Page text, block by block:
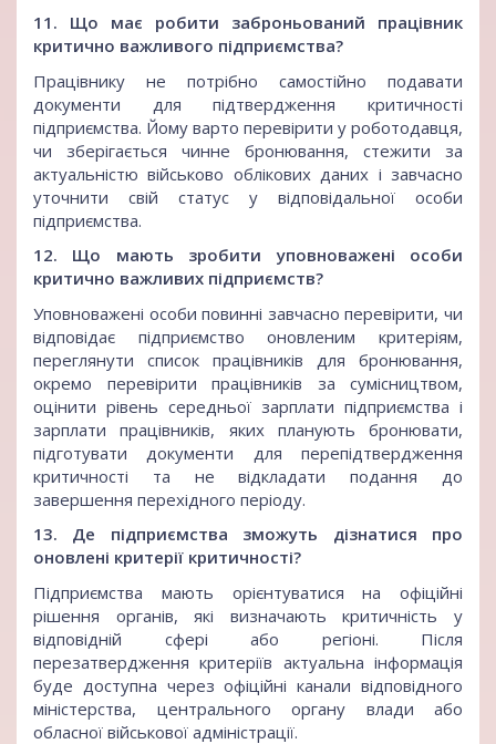
11. Що має робити заброньований працівник
критично важливого підприємства?
Працівнику не потрібно самостійно подавати
документи для підтвердження критичності
підприємства. Йому варто перевірити у роботодавця,
чи зберігається чинне бронювання, стежити за
актуальністю військово облікових даних і завчасно
уточнити свій статус у відповідальної особи
підприємства.
12. Що мають зробити уповноважені особи
критично важливих підприємств?
Уповноважені особи повинні завчасно перевірити, чи
відповідає підприємство оновленим критеріям,
переглянути список працівників для бронювання,
окремо перевірити працівників за сумісництвом,
оцінити рівень середньої зарплати підприємства і
зарплати працівників, яких планують бронювати,
підготувати документи для перепідтвердження
критичності та не відкладати подання до
завершення перехідного періоду.
13. Де підприємства зможуть дізнатися про
оновлені критерії критичності?
Підприємства мають орієнтуватися на офіційні
рішення органів, які визначають критичність у
відповідній сфері або регіоні. Після
перезатвердження критеріїв актуальна інформація
буде доступна через офіційні канали відповідного
міністерства, центрального органу влади або
обласної військової адміністрації.